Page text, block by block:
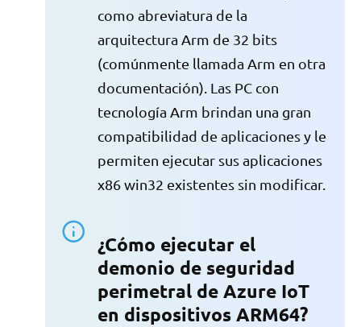
como abreviatura de la
arquitectura Arm de 32 bits
(comúnmente llamada Arm en otra
documentación). Las PC con
tecnología Arm brindan una gran
compatibilidad de aplicaciones y le
permiten ejecutar sus aplicaciones
x86 win32 existentes sin modificar.
¿Cómo ejecutar el
demonio de seguridad
perimetral de Azure IoT
en dispositivos ARM64?